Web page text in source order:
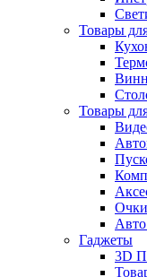
Товары
Товары
Гаджеты
3D